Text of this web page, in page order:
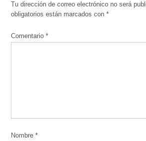
Tu dirección de correo electrónico no será
obligatorios están marcados con*
Comentario*
Nombre*